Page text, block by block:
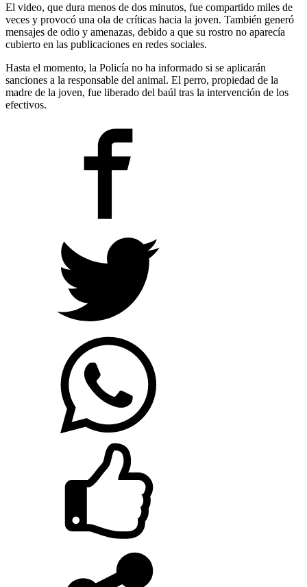
El video, que dura menos de dos minutos, fue compartido miles de
veces y provocó una ola de críticas hacia la joven. También generó
mensajes de odio y amenazas, debido a que su rostro no aparecía
cubierto en las publicaciones en redes sociales.
Hasta el momento, la Policía no ha informado si se aplicarán
sanciones a la responsable del animal. El perro, propiedad de la
madre de la joven, fue liberado del baúl tras la intervención de los
efectivos.